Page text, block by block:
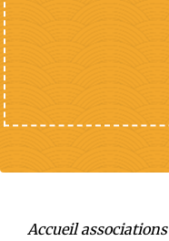
Accueil associations